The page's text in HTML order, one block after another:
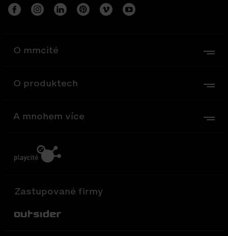
O mmcité
O produktech
A mnohem více
Zastupované firmy
Out-Sider